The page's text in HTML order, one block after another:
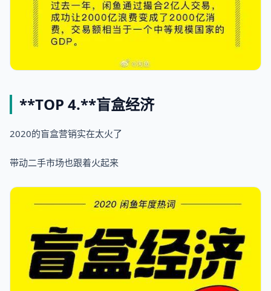
**TOP 4.**盲盒经济
2020的盲盒营销实在太火了
带动二手市场也跟着火起来